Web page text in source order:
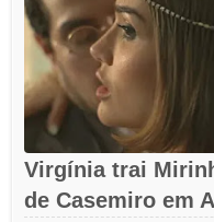
Virgínia trai
de Casemiro em